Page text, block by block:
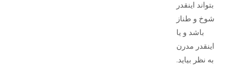
بتواند اینقدر
شوخ و طناز
باشد و یا
اینقدر مدرن
به نظر بیاید.